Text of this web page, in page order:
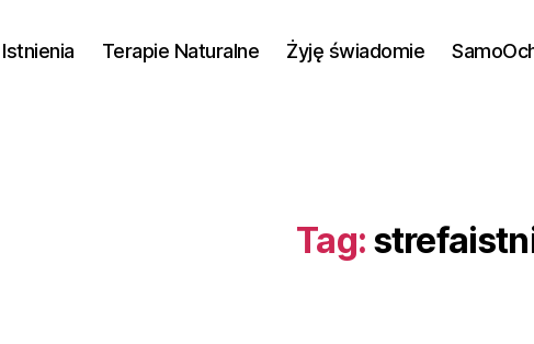
Terapie Naturalne Żyję świadomie
Tag: